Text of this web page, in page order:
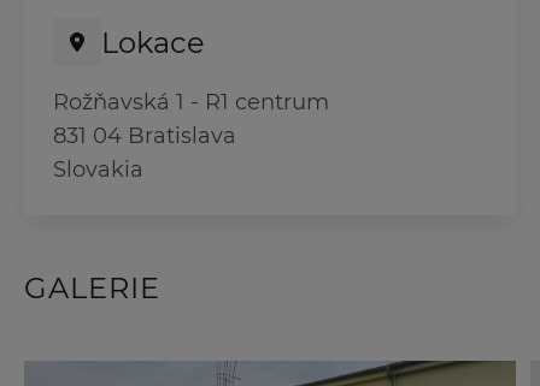
Lokace
Rožňavská 1 - R1 centrum
831 04 Bratislava
Slovakia
GALERIE